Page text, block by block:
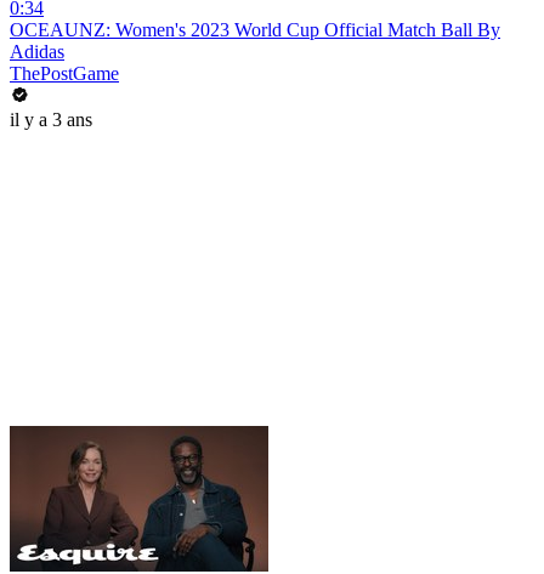
0:34
OCEAUNZ: Women's 2023 World Cup Official Match Ball By
Adidas
ThePostGame
il y a 3 ans